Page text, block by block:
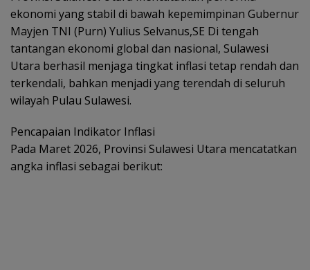
ekonomi yang stabil di bawah kepemimpinan Gubernur
Mayjen TNI (Purn) Yulius Selvanus,SE Di tengah
tantangan ekonomi global dan nasional, Sulawesi
Utara berhasil menjaga tingkat inflasi tetap rendah dan
terkendali, bahkan menjadi yang terendah di seluruh
wilayah Pulau Sulawesi.
Pencapaian Indikator Inflasi
Pada Maret 2026, Provinsi Sulawesi Utara mencatatkan
angka inflasi sebagai berikut: